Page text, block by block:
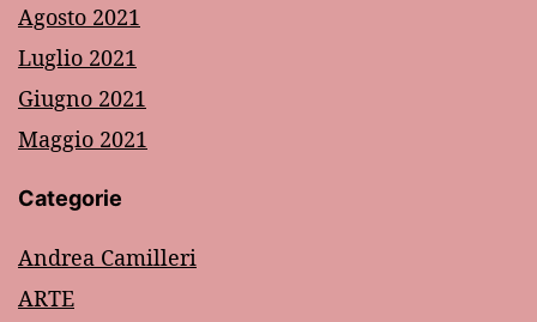
Agosto 2021
Luglio 2021
Giugno 2021
Maggio 2021
Categorie
Andrea Camilleri
ARTE